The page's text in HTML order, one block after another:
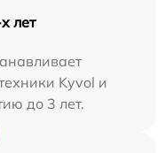
лет
Kyvol и
до 3 лет.